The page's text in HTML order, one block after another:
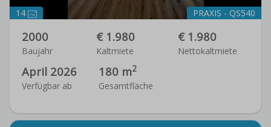
14 PRAXIS - QS540
2000
Baujahr
€ 1.980
Kaltmiete
€ 1.980
Nettokaltmiete
April 2026
Verfügbar ab
180 m2
Gesamtfläche